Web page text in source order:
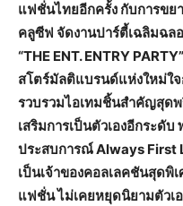
แฟชั่นไทยอีกครั้ง กับการขย
คลูซีฟ จัดงานปาร์ตี้เฉลิมฉล
“THE ENT. ENTRY PARTY”
สโตร์มัลติแบรนด์แห่งใหม่ใจ
รวบรวมไอเทมชิ้นสำคัญสุด
เสริมการเป็นตัวเองอีกระดับ
ประสบการณ์Always First
เป็นเจ้าของคอลเลคชันสุดพิ
แฟชั่นไม่เคยหยุดนิยามตัวเ